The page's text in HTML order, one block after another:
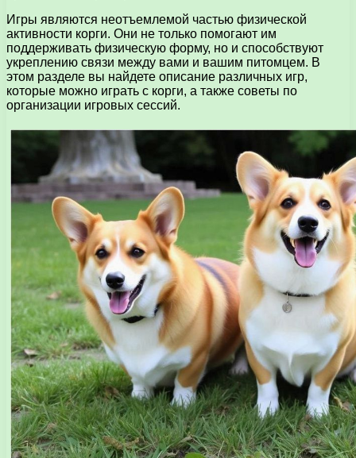
Игры являются неотъемлемой частью физической
активности корги. Они не только помогают им
поддерживать физическую форму, но и способствуют
укреплению связи между вами и вашим питомцем. В
этом разделе вы найдете описание различных игр,
которые можно играть с корги, а также советы по
организации игровых сессий.